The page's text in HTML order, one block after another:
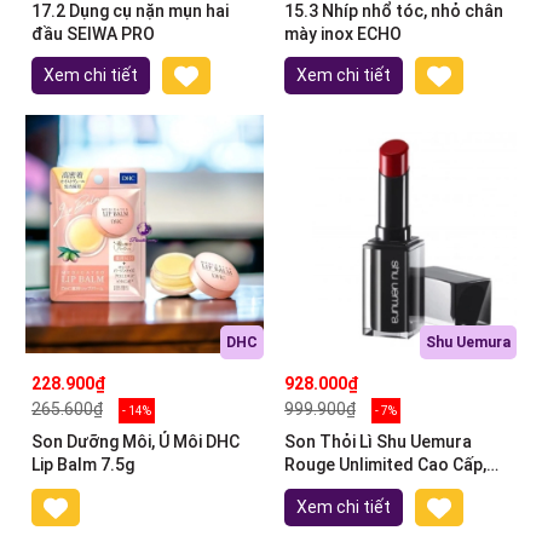
17.2 Dụng cụ nặn mụn hai
đầu SEIWA PRO
Xem chi tiết
15.3 Nhíp nhổ tóc, nhỏ chân
mày inox ECHO
Xem chi tiết
DHC
228.900₫
265.600₫
- 14%
Son Dưỡng Môi, Ủ Môi DHC
Lip Balm 7.5g
Shu Uemura
928.000₫
999.900₫
- 7%
Son Thỏi Lì Shu Uemura
Rouge Unlimited Cao Cấp,
Mịn, Nhẹ, Lâu Phai
Xem chi tiết